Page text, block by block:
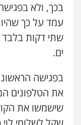
בכך, ולא
עמד על כך
שתי דקות
ים.
בפגישה
את הטלפונים